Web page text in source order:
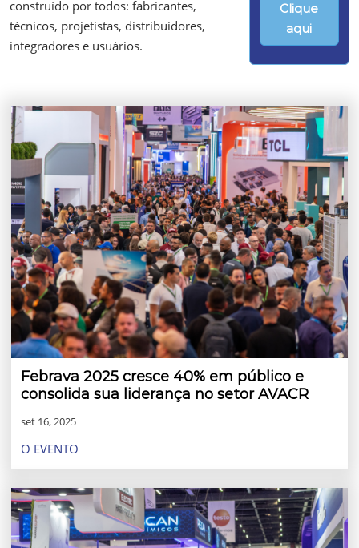
construído por todos: fabricantes,
técnicos, projetistas, distribuidores,
integradores e usuários.
Clique
aqui
Febrava 2025 cresce 40% em público e
consolida sua liderança no setor AVACR
set 16, 2025
O EVENTO